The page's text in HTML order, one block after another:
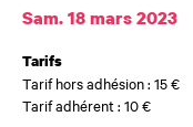
Dates et horaires
Sam. 18 mars 2023
Tarifs
Tarif hors adhésion : 15 €
Tarif adhérent : 10 €